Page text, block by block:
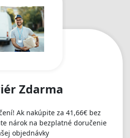
Zdarma
Ak nakúpite za 41,66€ bez
nárok na bezplatné doručenie
objednávky